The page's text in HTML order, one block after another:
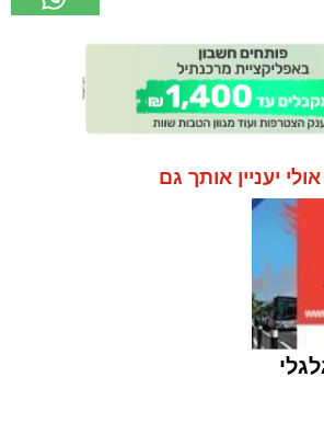
אולי יעניין אותך גם